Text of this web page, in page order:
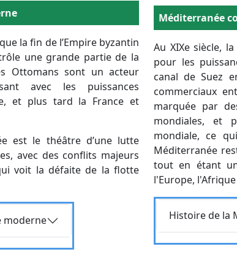
la fin de l’Empire byzantin
une grande partie de la
Ottomans sont un acteur
avec les puissances
et plus tard la France et
est le théâtre d’une lutte
avec des conflits majeurs
voit la défaite de la flotte
moderne
Body
Méditerranée
Au XIXe siècle,
pour les
canal de Suez
commerciaux
marquée par
mondiales, et
mondiale, ce
Méditerranée
tout en étant
l'Europe,
Histoire de la